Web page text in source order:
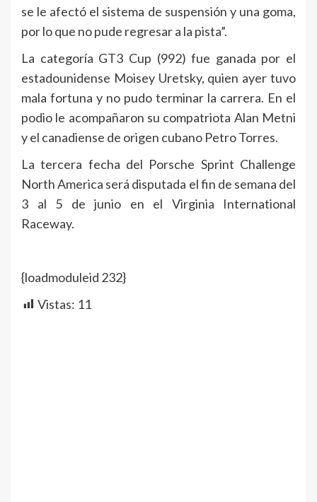
se le afectó el sistema de suspensión y una goma,
por lo que no pude regresar a la pista”.
La categoría GT3 Cup (992) fue ganada por el
estadounidense Moisey Uretsky, quien ayer tuvo
mala fortuna y no pudo terminar la carrera. En el
podio le acompañaron su compatriota Alan Metni
y el canadiense de origen cubano Petro Torres.
La tercera fecha del Porsche Sprint Challenge
North America será disputada el fin de semana del
3 al 5 de junio en el Virginia International
Raceway.
{loadmoduleid 232}
Vistas: 11